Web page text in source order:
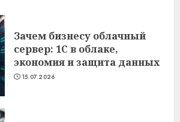
Зачем бизнесу облачный
сервер: 1С в облаке,
экономия и защита данных
15.07.2026